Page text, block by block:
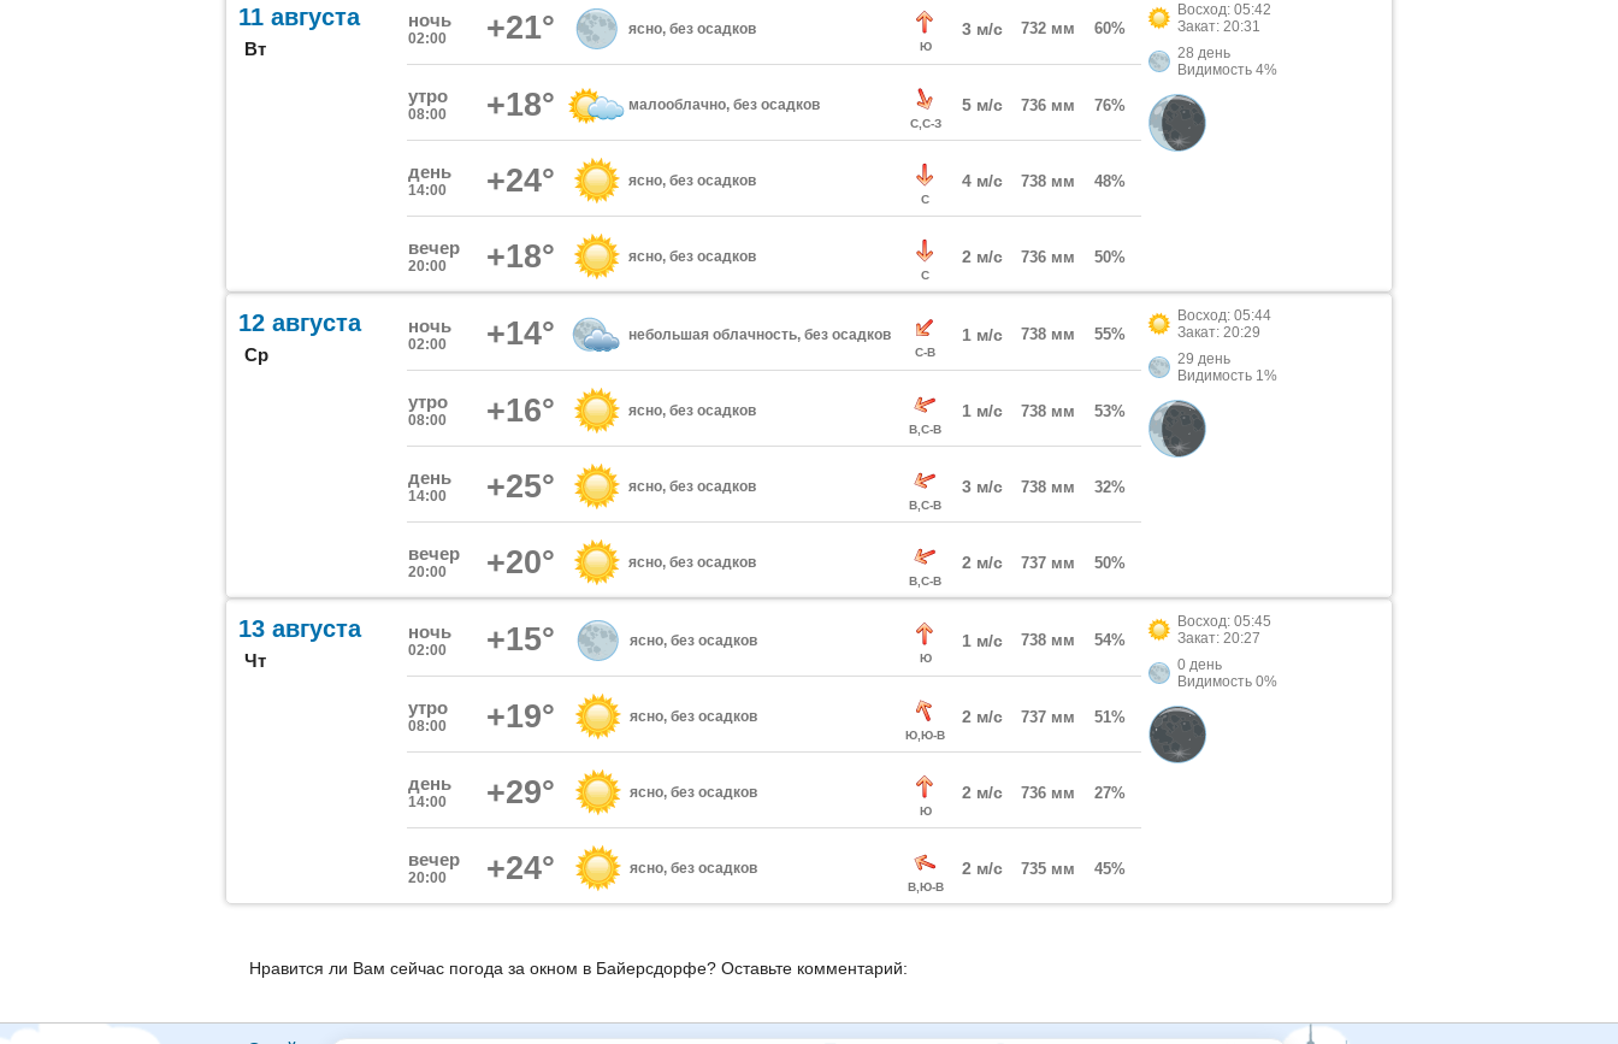
11 августа
Вт
ночь
02:00 +21° ясно, без осадков
Ю
3 м/с 732 мм 60%
утро
08:00 +18° малооблачно, без осадков
С,С-З
5 м/с 736 мм 76%
день
14:00 +24° ясно, без осадков
С
4 м/с 738 мм 48%
вечер
20:00 +18° ясно, без осадков
С
2 м/с 736 мм 50%
Восход: 05:42
Закат: 20:31
28 день
Видимость 4%
12 августа
Ср
ночь
02:00 +14° небольшая облачность, без осадков
С-В
1 м/с 738 мм 55%
утро
08:00 +16° ясно, без осадков
В,С-В
1 м/с 738 мм 53%
день
14:00 +25° ясно, без осадков
В,С-В
3 м/с 738 мм 32%
вечер
20:00 +20° ясно, без осадков
В,С-В
2 м/с 737 мм 50%
Восход: 05:44
Закат: 20:29
29 день
Видимость 1%
13 августа
Чт
ночь
02:00 +15° ясно, без осадков
Ю
1 м/с 738 мм 54%
утро
08:00 +19° ясно, без осадков
Ю,Ю-В
2 м/с 737 мм 51%
день
14:00 +29° ясно, без осадков
Ю
2 м/с 736 мм 27%
вечер
20:00 +24° ясно, без осадков
В,Ю-В
2 м/с 735 мм 45%
Восход: 05:45
Закат: 20:27
0 день
Видимость 0%
Нравится ли Вам сейчас погода за окном в Байерсдорфе? Оставьте комментарий: